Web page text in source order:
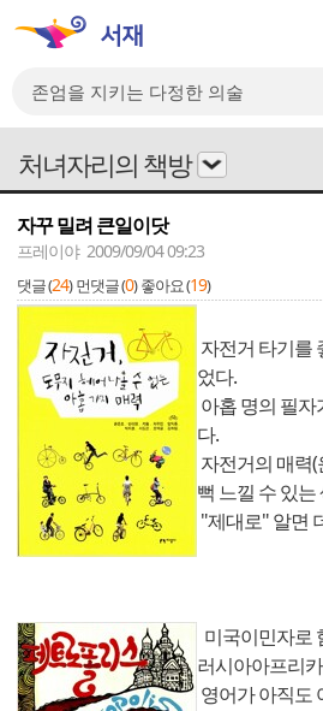
처녀자리의 책방
자꾸 밀려 큰일이닷
프레이야 2009/09/04 09:23
댓글 (24) 먼댓글 (0) 좋아요 (19)
자전거 타기를
었다.
아홉 명의 필자
다.
자전거의 매력
뻑 느낄 수 있
"제대로" 알면
미국이민자로
러시아아프리
영어가 아직도